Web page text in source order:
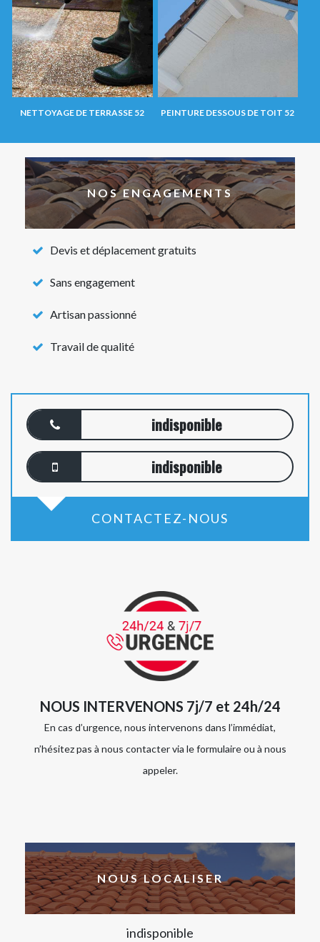
NETTOYAGE DE TERRASSE 52 PEINTURE DESSOUS DE TOIT 52
NOS ENGAGEMENTS
Devis et déplacement gratuits
Sans engagement
Artisan passionné
Travail de qualité
indisponible
indisponible
CONTACTEZ-NOUS
NOUS INTERVENONS 7j/7 et 24h/24
En cas d’urgence, nous intervenons dans l’immédiat,
n’hésitez pas à nous contacter via le formulaire ou à nous
appeler.
NOUS LOCALISER
indisponible